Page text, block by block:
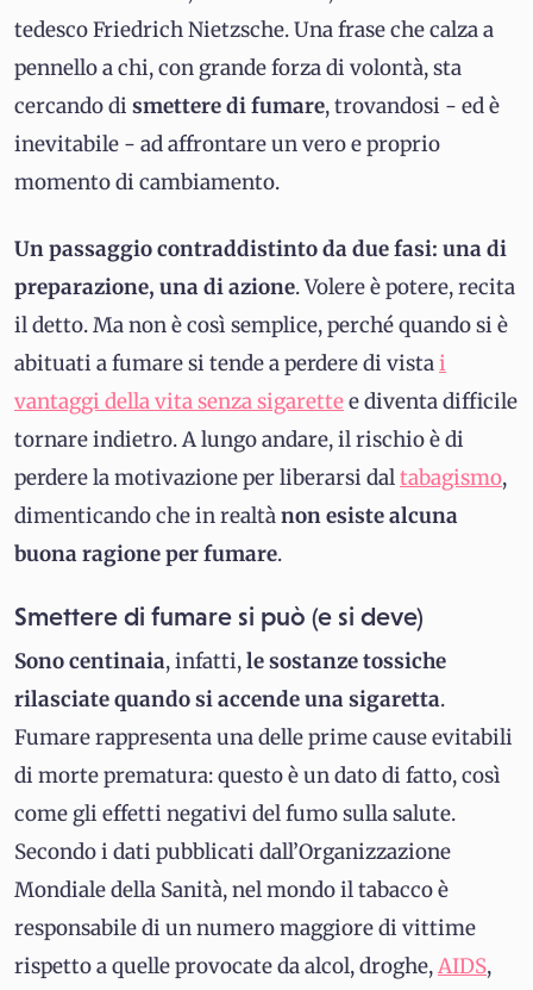
tedesco Friedrich Nietzsche. Una frase che calza a
pennello a chi, con grande forza di volontà, sta
cercando di smettere di fumare, trovandosi - ed è
inevitabile - ad affrontare un vero e proprio
momento di cambiamento.
Un passaggio contraddistinto da due fasi: una di
preparazione, una di azione. Volere è potere, recita
il detto. Ma non è così semplice, perché quando si è
abituati a fumare si tende a perdere di vistai
vantaggi della vita senza sigarettee diventa difficile
tornare indietro. A lungo andare, il rischio è di
perdere la motivazione per liberarsi daltabagismo,
dimenticando che in realtànon esiste alcuna
buona ragione per fumare.
Smettere di fumare si può (e si deve)
Sono centinaia, infatti,le sostanze tossiche
rilasciate quando si accende una sigaretta.
Fumare rappresenta una delle prime cause evitabili
di morte prematura: questo è un dato di fatto, così
come gli effetti negativi del fumo sulla salute.
Secondo i dati pubblicati dall’Organizzazione
Mondiale della Sanità, nel mondo il tabacco è
responsabile di un numero maggiore di vittime
rispetto a quelle provocate da alcol, droghe,AIDS,